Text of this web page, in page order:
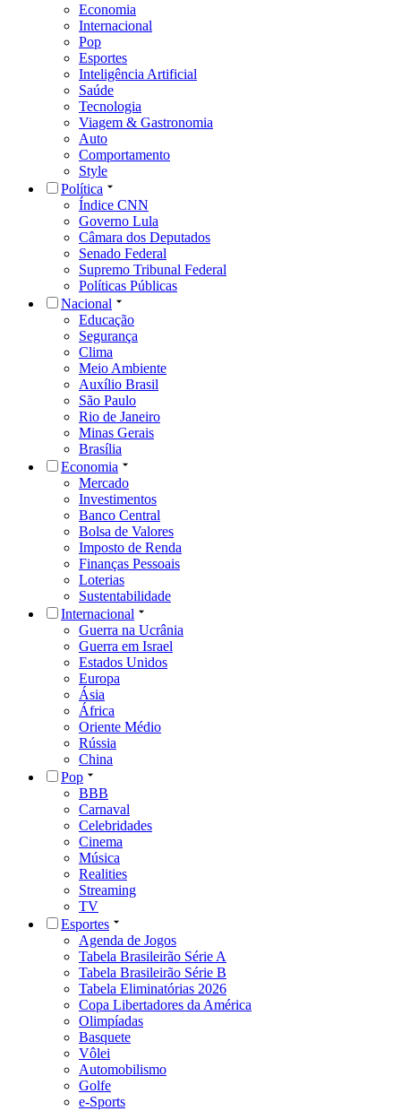
Economia
Internacional
Pop
Esportes
Inteligência Artificial
Saúde
Tecnologia
Viagem & Gastronomia
Auto
Comportamento
Style
Política
Índice CNN
Governo Lula
Câmara dos Deputados
Senado Federal
Supremo Tribunal Federal
Políticas Públicas
Nacional
Educação
Segurança
Clima
Meio Ambiente
Auxílio Brasil
São Paulo
Rio de Janeiro
Minas Gerais
Brasília
Economia
Mercado
Investimentos
Banco Central
Bolsa de Valores
Imposto de Renda
Finanças Pessoais
Loterias
Sustentabilidade
Internacional
Guerra na Ucrânia
Guerra em Israel
Estados Unidos
Europa
Ásia
África
Oriente Médio
Rússia
China
Pop
BBB
Carnaval
Celebridades
Cinema
Música
Realities
Streaming
TV
Esportes
Agenda de Jogos
Tabela Brasileirão Série A
Tabela Brasileirão Série B
Tabela Eliminatórias 2026
Copa Libertadores da América
Olimpíadas
Basquete
Vôlei
Automobilismo
Golfe
e-Sports